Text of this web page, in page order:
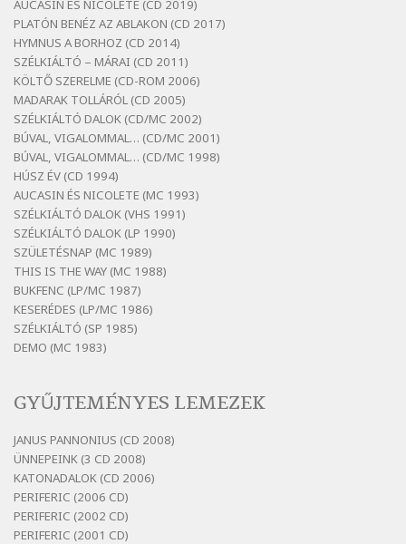
Szélkiáltó
Bertók László: Dinnye Döme
Szélkiáltó
Bertók László: Diófa-levélen
Szélkiáltó
Bertók László: El-elképzelem a falansztert
Szélkiáltó
Bertók László: Elmenni kevés, itt maradni
sok
Szélkiáltó
Bertók László: Mintha már pénteken
vasárnap
Szélkiáltó
Bertók László: Ó, az a hol volt vicinális
Bertók László: Vásáros
Szélkiáltó
Bertók László: Vizibolt
Szélkiáltó
Bornemissza Endre: Szitakötő
Szélkiáltó
AUCASIN ÉS NICOLETE (CD 2019)
PLATÓN BENÉZ AZ ABLAKON (CD 2017)
HYMNUS A BORHOZ (CD 2014)
SZÉLKIÁLTÓ – MÁRAI (CD 2011)
KÖLTŐ SZERELME (CD-ROM 2006)
MADARAK TOLLÁRÓL (CD 2005)
SZÉLKIÁLTÓ DALOK (CD/MC 2002)
BÚVAL, VIGALOMMAL… (CD/MC 2001)
BÚVAL, VIGALOMMAL… (CD/MC 1998)
HÚSZ ÉV (CD 1994)
AUCASIN ÉS NICOLETE (MC 1993)
SZÉLKIÁLTÓ DALOK (VHS 1991)
SZÉLKIÁLTÓ DALOK (LP 1990)
SZÜLETÉSNAP (MC 1989)
THIS IS THE WAY (MC 1988)
BUKFENC (LP/MC 1987)
KESERÉDES (LP/MC 1986)
SZÉLKIÁLTÓ (SP 1985)
DEMO (MC 1983)
GYŰJTEMÉNYES LEMEZEK
JANUS PANNONIUS (CD 2008)
ÜNNEPEINK (3 CD 2008)
KATONADALOK (CD 2006)
PERIFERIC (2006 CD)
PERIFERIC (2002 CD)
PERIFERIC (2001 CD)